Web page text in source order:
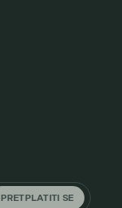
PRETPLATITI SE